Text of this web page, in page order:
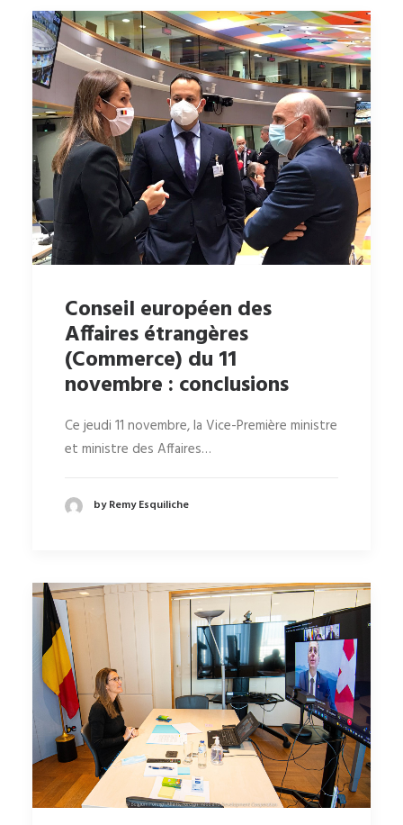
Conseil européen des
Affaires étrangères
(Commerce) du 11
novembre : conclusions
Ce jeudi 11 novembre, la Vice-Première ministre
et ministre des Affaires…
by Remy Esquiliche